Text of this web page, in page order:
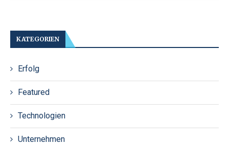
KATEGORIEN
Erfolg
Featured
Technologien
Unternehmen